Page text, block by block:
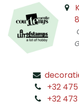
+32
+32 473